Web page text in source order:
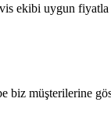
ekibi uygun
müşterilerine